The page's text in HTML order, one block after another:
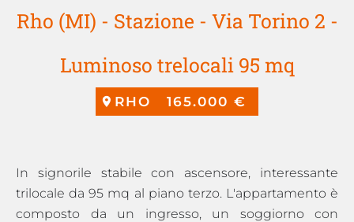
Rho (MI) - Stazione - Via Torino 2 -
Luminoso trelocali 95 mq
RHO 165.000 €
In signorile stabile con ascensore, interessante
trilocale da 95 mq al piano terzo. L'appartamento è
composto da un ingresso, un soggiorno con